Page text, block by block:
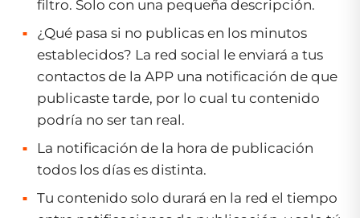
filtro. Solo con una pequeña descripción.
¿Qué pasa si no publicas en los minutos
establecidos? La red social le enviará a tus
contactos de la APP una notificación de que
publicaste tarde, por lo cual tu contenido
podría no ser tan real.
La notificación de la hora de publicación
todos los días es distinta.
Tu contenido solo durará en la red el tiempo